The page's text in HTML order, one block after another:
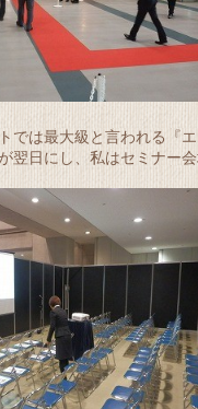
では最大級と言われる『
翌日にし、私はセミナー